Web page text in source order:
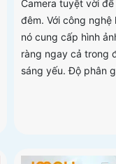
Camera tuyệt vời
đêm. Với công nghệ
nó cung cấp hình
ràng ngay cả trong
sáng yếu. Độ phân